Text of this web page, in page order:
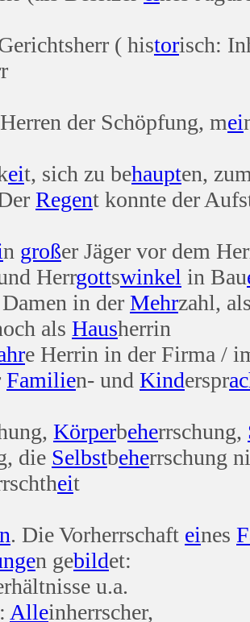
( historisch:
der Schöpfung, mei
eit, sich zu behaupten,
Regent konnte der
n großer Jäger vor dem
Herrgottswinkel in Bau
in der Mehrzahl,
als Hausherrin
e Herrin in der Firma /
Familien- und Kinderspr
Körperbeherrschung,
die Selbstbeherrschung
eit
. Die Vorherrschaft eines
n gebildet:
u.a.
Alleinherrscher,